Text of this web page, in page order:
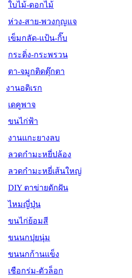
ใบไม้-ดอกไม้
ห่วง-สาย-พวงกุญแจ
เข็มกลัด-แป้น-กิ๊บ
กระดิ่ง-กระพรวน
ตา-จมูกติดตุ๊กตา
งานอดิเรก
เดคูพาจ
ขนไก่ฟ้า
งานแกะยางลบ
ลวดกำมะหยี่ปล้อง
ลวดกำมะหยี่เส้นใหญ่
DIY ตาข่ายดักฝัน
ไหมญี่ปุ่น
ขนไก่ย้อมสี
ขนนกปุยนุ่ม
ขนนกก้านแข็ง
เชือกร่ม-ตัวล็อก